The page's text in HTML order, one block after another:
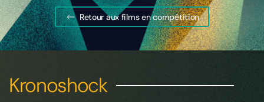
Retour aux films en compétition
Kronoshock